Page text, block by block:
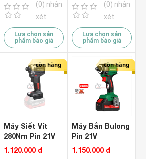
(0) nhận
xét
Lựa chọn sản
phẩm báo giá
(0) nhận
xét
Lựa chọn sản
phẩm báo giá
còn hàng
Máy Siết Vít
280Nm Pin 21V
Amaxtools
1.120.000 đ
còn hàng
Máy Bắn Bulong
Pin 21V
Amatools
1.150.000 đ